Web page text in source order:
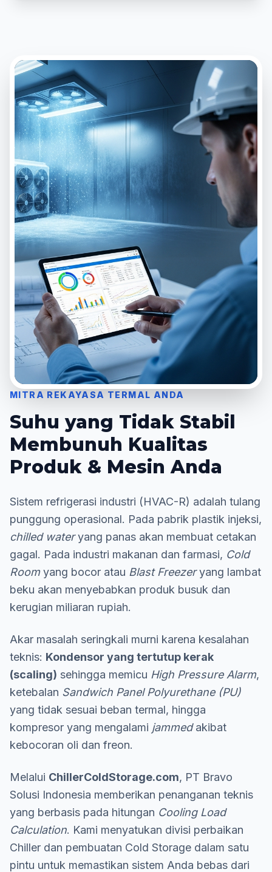
MITRA REKAYASA TERMAL ANDA
Suhu yang Tidak Stabil
Membunuh Kualitas
Produk & Mesin Anda
Sistem refrigerasi industri (HVAC-R) adalah tulang
punggung operasional. Pada pabrik plastik injeksi,
chilled wateryang panas akan membuat cetakan
gagal. Pada industri makanan dan farmasi, Cold
Roomyang bocor atau Blast Freezeryang lambat
beku akan menyebabkan produk busuk dan
kerugian miliaran rupiah.
Akar masalah seringkali murni karena kesalahan
teknis: Kondensor yang tertutup kerak
(scaling) sehingga memicu High Pressure Alarm,
ketebalan Sandwich Panel Polyurethane (PU)
yang tidak sesuai beban termal, hingga
kompresor yang mengalami jammedakibat
kebocoran oli dan freon.
Melalui ChillerColdStorage.com, PT Bravo
Solusi Indonesia memberikan penanganan teknis
yang berbasis pada hitungan Cooling Load
Calculation. Kami menyatukan divisi perbaikan
Chiller dan pembuatan Cold Storage dalam satu
pintu untuk memastikan sistem Anda bebas dari